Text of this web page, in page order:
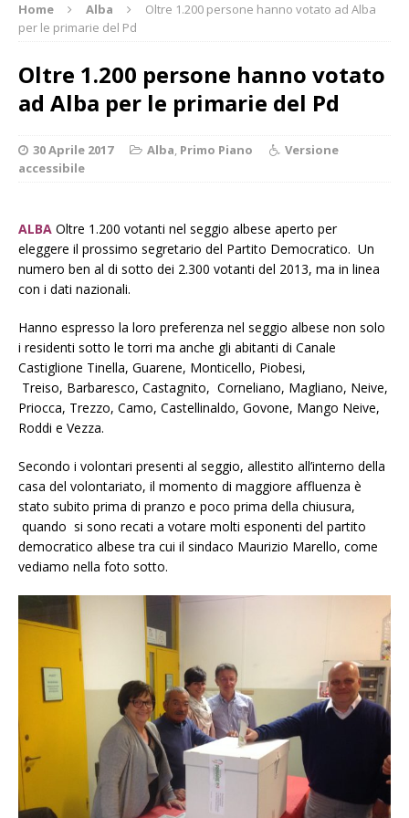
Home Alba
Oltre 1.200 persone hanno votato ad Alba
per le primarie del Pd
Oltre 1.200 persone hanno votato
ad Alba per le primarie del Pd
30 Aprile 2017 Alba, Primo Piano
Versione
accessibile
ALBA Oltre 1.200 votanti nel seggio albese aperto per
eleggere il prossimo segretario del Partito Democratico. Un
numero ben al di sotto dei 2.300 votanti del 2013, ma in linea
con i dati nazionali.
Hanno espresso la loro preferenza nel seggio albese non solo
i residenti sotto le torri ma anche gli abitanti di Canale
Castiglione Tinella, Guarene, Monticello, Piobesi,
Treiso, Barbaresco, Castagnito, Corneliano, Magliano, Neive,
Priocca, Trezzo, Camo, Castellinaldo, Govone, Mango Neive,
Roddi e Vezza.
Secondo i volontari presenti al seggio, allestito all’interno della
casa del volontariato, il momento di maggiore affluenza è
stato subito prima di pranzo e poco prima della chiusura,
quando si sono recati a votare molti esponenti del partito
democratico albese tra cui il sindaco Maurizio Marello, come
vediamo nella foto sotto.